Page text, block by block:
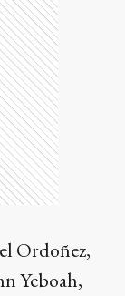
Ordoñez,
Yeboah,